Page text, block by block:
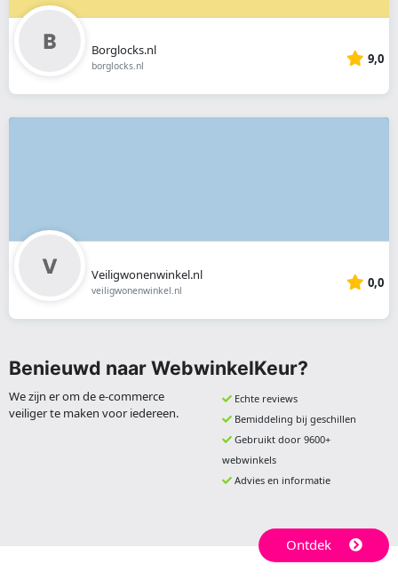
Borglocks.nl
borglocks.nl 9,0
Veiligwonenwinkel.nl
veiligwonenwinkel.nl 0,0
Benieuwd naar WebwinkelKeur?
We zijn er om de e-commerce
veiliger te maken voor iedereen.
Echte reviews
Bemiddeling bij geschillen
Gebruikt door 9600+
webwinkels
Advies en informatie
Ontdek